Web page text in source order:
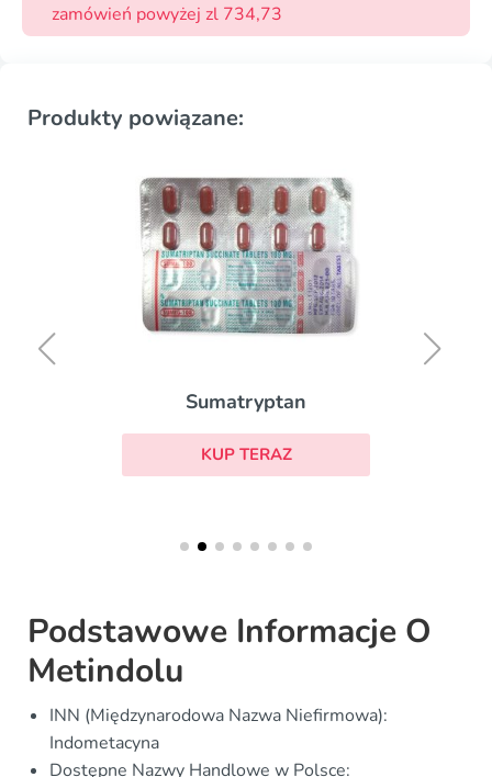
zamówień powyżej zl 734,73
Produkty powiązane:
Sumatryptan
KUP TERAZ
Podstawowe Informacje O
Metindolu
INN (Międzynarodowa Nazwa Niefirmowa):
Indometacyna
Dostępne Nazwy Handlowe w Polsce: